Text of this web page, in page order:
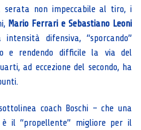
non impeccabile al tiro, i
Mario Ferrari e Sebastiano Leoni
difensiva, “sporcando”
e rendendo difficile la via del
ad eccezione del secondo, ha
coach Boschi – che una
il “propellente” migliore per il